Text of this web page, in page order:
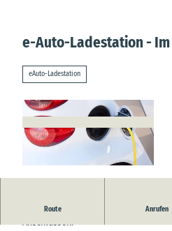
e-Auto-Ladestation -
eAuto-Ladestation
Route Anrufen
In Cadenberge befindet sich eine
Anschlüssen.